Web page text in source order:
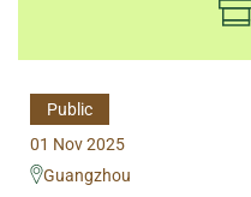
Public
01 Nov 2025
Guangzhou